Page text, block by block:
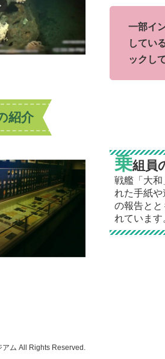
一部イ
してい
ックし
紹介
乗組員
戦艦「大
れた手紙や
の報告と
れています
ム All Rights Reserved.